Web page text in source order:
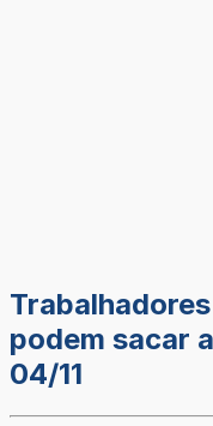
podem sacar
04/11